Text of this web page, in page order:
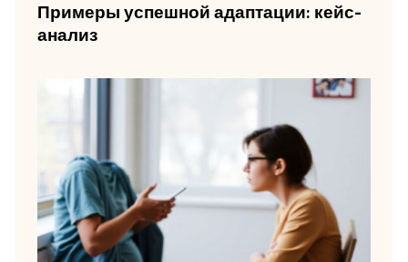
Примеры успешной адаптации: кейс-
анализ